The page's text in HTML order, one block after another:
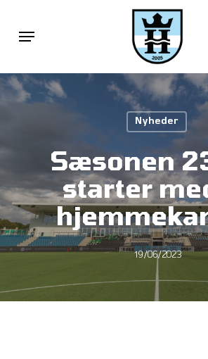
content
Menu
Nyheder
Sæsonen
starter
19/06/2023